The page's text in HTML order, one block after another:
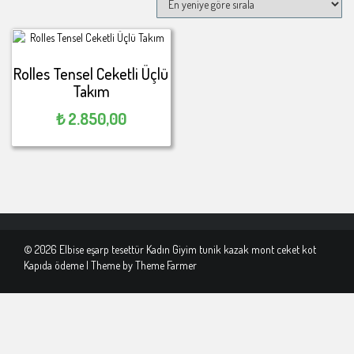
Rolles Tensel Ceketli Üçlü
Takım
₺2.850,00
© 2026 Elbise eşarp tesettür Kadın Giyim tunik kazak mont ceket kot
Kapıda ödeme | Theme byTheme Farmer